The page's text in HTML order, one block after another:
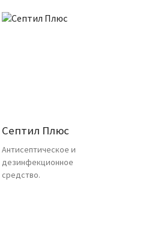
Септил Плюс
Антисептическое и
дезинфекционное
средство.